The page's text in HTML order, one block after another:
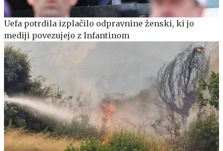
Uefa potrdila izplačilo odpravnine ženski, ki jo
mediji povezujejo z Infantinom